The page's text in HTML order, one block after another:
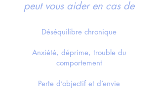
peut vous aider en cas de
Déséquilibre chronique
Anxiété, déprime, trouble du
comportement
Perte d’objectif et d’envie